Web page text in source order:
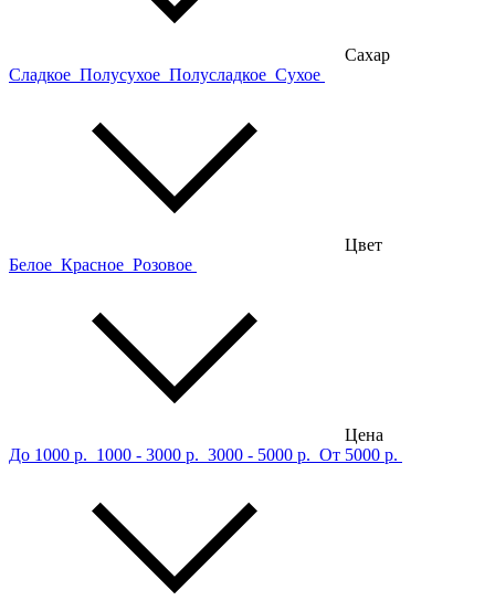
Сахар
Сладкое Полусухое Полусладкое Сухое
Цвет
Белое Красное Розовое
Цена
До 1000 р. 1000 - 3000 р. 3000 - 5000 р. От 5000 р.